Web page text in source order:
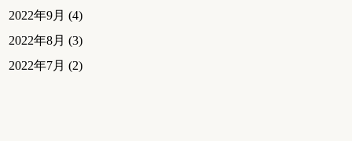
2022年9月 (4)
2022年8月 (3)
2022年7月 (2)